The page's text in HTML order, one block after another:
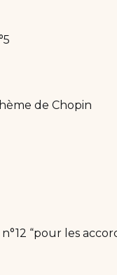
de Chopin
“pour les